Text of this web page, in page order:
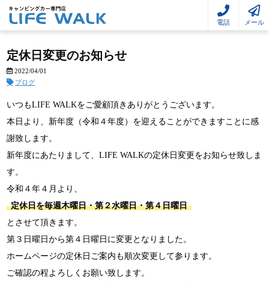
電話 メール
定休日変更のお知らせ
2022/04/01
ブログ
いつもLIFE WALKをご愛顧頂きありがとうございます。
本日より、新年度（令和４年度）を迎えることができますことに感
謝致します。
新年度にあたりまして、LIFE WALKの定休日変更をお知らせ致しま
す。
令和４年４月より、
定休日を毎週木曜日・第２水曜日・第４日曜日
とさせて頂きます。
第３日曜日から第４日曜日に変更となりました。
ホームページの定休日ご案内も順次変更して参ります。
ご確認の程よろしくお願い致します。